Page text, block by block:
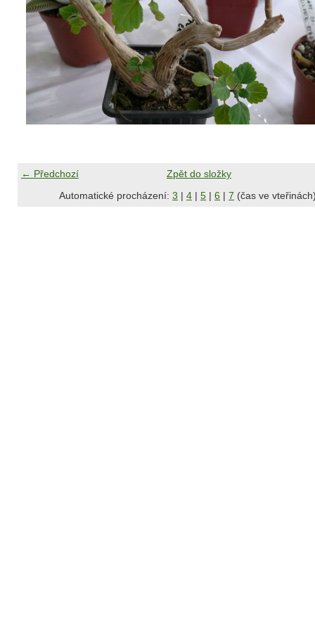
← Předchozí
Zpět do složky
Automatické procházení: 3 | 4 | 5 | 6 | 7 (čas ve